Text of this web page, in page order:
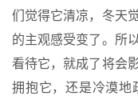
们觉得它清凉，冬天
的主观感受变了。所
看待它，就成了将会
拥抱它，还是冷漠地